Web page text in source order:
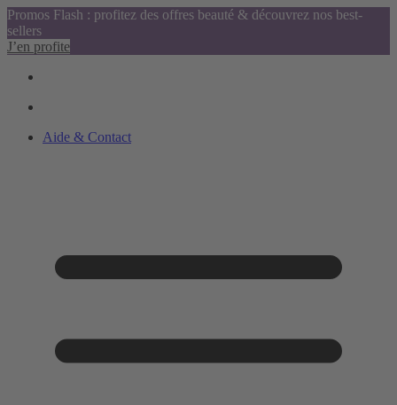
Promos Flash : profitez des offres beauté & découvrez nos best-
sellers
J’en profite
Aide & Contact